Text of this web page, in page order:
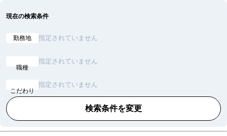
現在の検索条件
勤務地 指定されていません
職種
指定されていません
こだわり
指定されていません
検索条件を変更